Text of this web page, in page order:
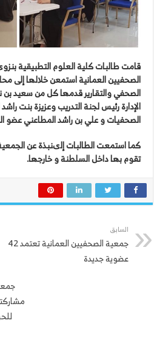
قامتطالباتكليةالعلومالتطبيقية
الصحفيينالعمانيةاستمعنخلالهاإلى
الصحفيوالتقاريرقدمهاكلمنسعيدبن
الإدارةرئيسلجنةالتدريبوعزيزةبنتراشد
الصحفياتوعليبنراشدالمطاعنيعضو
كمااستمعتالطالباتإلىنبذةعن
تقومبهاداخلالسلطنةوخارجها.
السابق
جمعية الصحفيين العمانية تعتمد 42
عضوية جديدة